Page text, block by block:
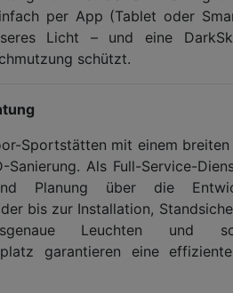
per App (Tablet oder
Licht – und eine
schützt.
Sportstätten mit einem
Als Full-Service-
Planung über die
bis zur Installation,
Leuchten und
garantieren eine